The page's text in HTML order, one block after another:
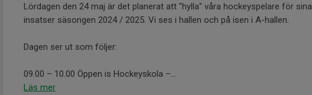
Lördagen den 24 maj är det planerat att "hylla" våra hockeyspelare för sina
insatser säsongen 2024 / 2025. Vi ses i hallen och på isen i A-hallen.
Dagen ser ut som följer:
09.00 – 10.00 Öppen is Hockeyskola –...
Läs mer